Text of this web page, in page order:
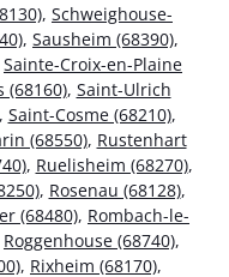
, Schweighouse-
, Sausheim (68390),
Sainte-Croix-en-Plaine
(68160), Saint-Ulrich
Saint-Cosme (68210),
(68550), Rustenhart
, Ruelisheim (68270),
, Rosenau (68128),
(68480), Rombach-le-
Roggenhouse (68740),
, Rixheim (68170),